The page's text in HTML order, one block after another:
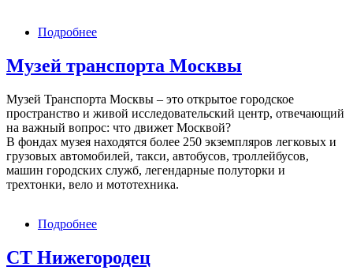
Подробнее
ассоциация
предприятий
транспорта
(НАПТА)
Музей транспорта Москвы
Музей Транспорта Москвы – это открытое городское
пространство и живой исследовательский центр, отвечающий
на важный вопрос: что движет Москвой?
В фондах музея находятся более 250 экземпляров легковых и
грузовых автомобилей, такси, автобусов, троллейбусов,
машин городских служб, легендарные полуторки и
трехтонки, вело и мототехника.
Подробнее
транспорта
Москвы
СТ Нижегородец